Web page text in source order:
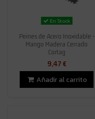
En Stock
Peines de Acero Inoxidable -
Mango Madera Cerrado
Cortag
9,47 €
Añadir al carrito